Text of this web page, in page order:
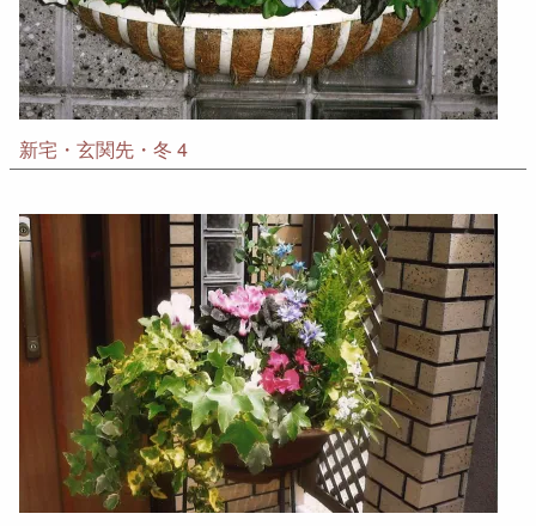
新宅・玄関先・冬 4